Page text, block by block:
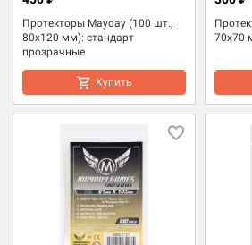
Протекторы Mayday (100 шт.,
80x120 мм): стандарт
прозрачные
Купить
70x70